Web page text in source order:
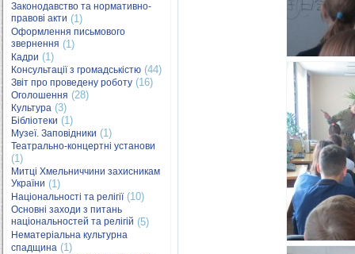
Законодавство та нормативно-
правові акти (1)
Оформлення письмового
звернення (1)
Кадри (1)
Консультації з громадськістю (44)
Звіт про проведену роботу (16)
Оголошення (28)
Культура (3)
Бібліотеки (1)
Музеї. Заповідники (1)
Театрально-концертні установи
(1)
Митці Хмельниччини захисникам
України (1)
Національності та релігії(10)
Основні заходи з питань
національностей та релігій (5)
Нематеріальна культурна
спадщина (1)